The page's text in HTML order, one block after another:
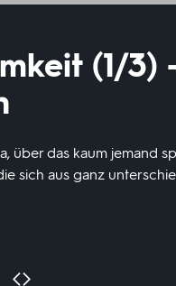
(1/3)
über das kaum
sich aus ganz